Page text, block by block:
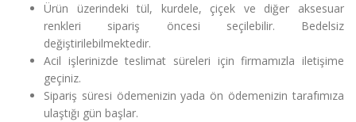
Ürün üzerindeki tül, kurdele, çiçek ve diğer aksesuar
renkleri sipariş öncesi seçilebilir. Bedelsiz
değiştirilebilmektedir.
Acil işlerinizde teslimat süreleri için firmamızla iletişime
geçiniz.
Sipariş süresi ödemenizin yada ön ödemenizin tarafımıza
ulaştığı gün başlar.